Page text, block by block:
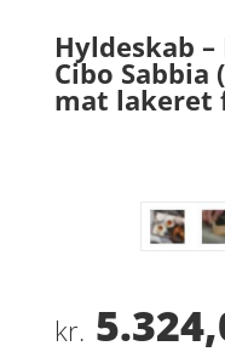
Hyldeskab –
Cibo Sabbia
mat lakeret
kr.